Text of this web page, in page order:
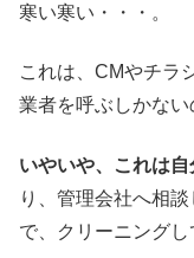
寒い寒い・・・。
これは、CMやチラ
業者を呼ぶしかない
いやいや、これは自
り、管理会社へ相
で、クリーニングし